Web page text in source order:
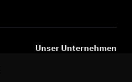
Unser Unternehmen